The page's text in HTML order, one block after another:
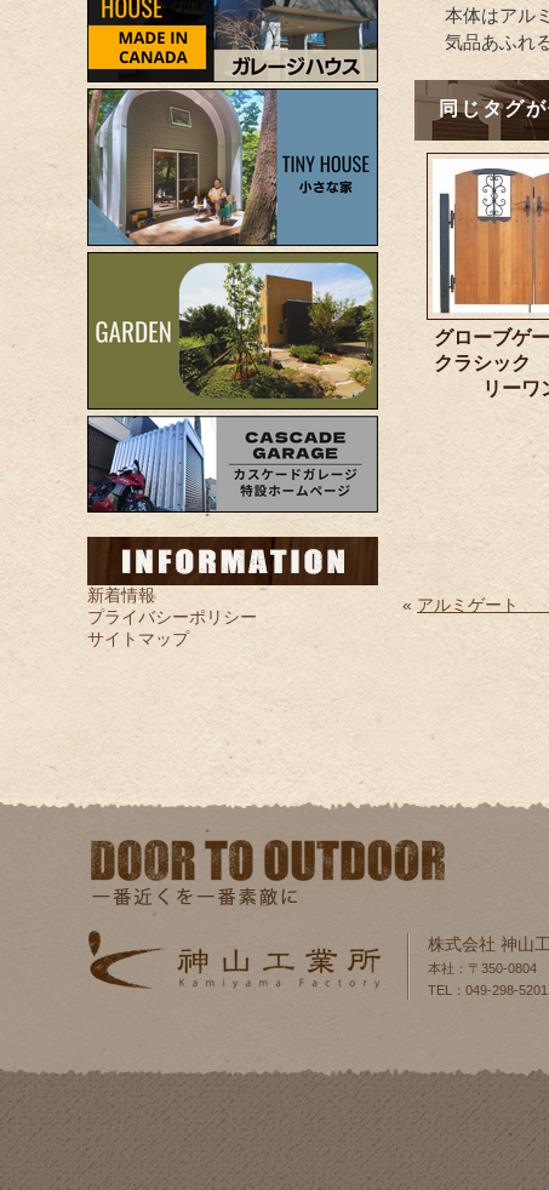
本体はア
気品あふれ
同じタグ
グローブ
クラシッ
リーワ
« アルミゲート
新着情報
プライバシーポリシー
サイトマップ
株式会社 神山
本社：〒350-0804
TEL：049-298-